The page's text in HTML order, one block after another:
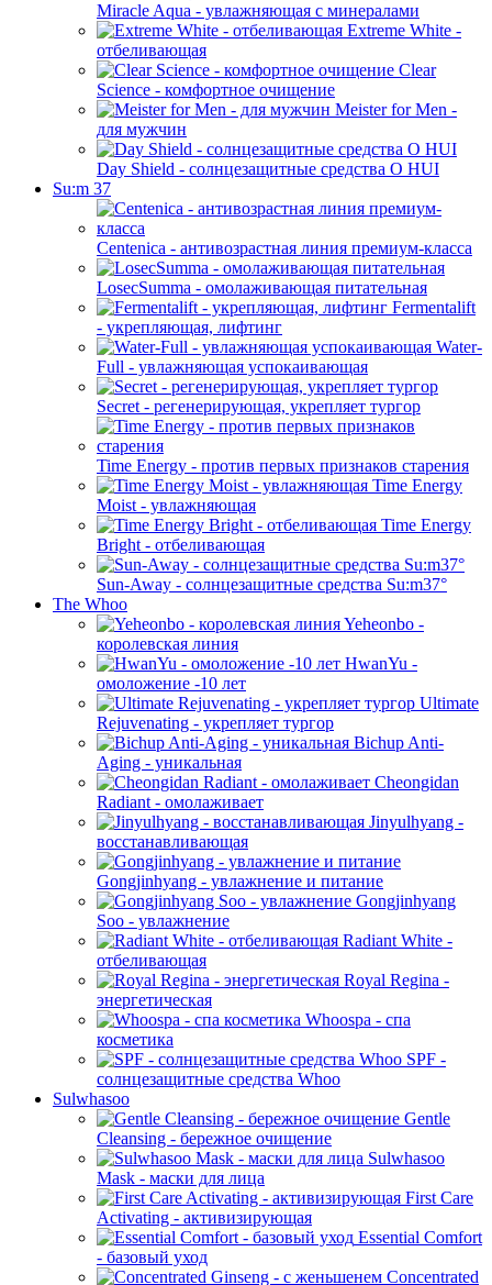
Miracle Aqua - увлажняющая с минералами
Extreme White -
отбеливающая
Clear
Science - комфортное очищение
Meister for Men -
для мужчин
Day Shield - солнцезащитные средства O HUI
Su:m 37
Centenica - антивозрастная линия премиум-класса
LosecSumma - омолаживающая питательная
Fermentalift
- укрепляющая, лифтинг
Water-
Full - увлажняющая успокаивающая
Secret - регенерирующая, укрепляет тургор
Time Energy - против первых признаков старения
Time Energy
Moist - увлажняющая
Time Energy
Bright - отбеливающая
Sun-Away - солнцезащитные средства Su:m37°
The Whoo
Yeheonbo -
королевская линия
HwanYu -
омоложение -10 лет
Ultimate
Rejuvenating - укрепляет тургор
Bichup Anti-
Aging - уникальная
Cheongidan
Radiant - омолаживает
Jinyulhyang -
восстанавливающая
Gongjinhyang - увлажнение и питание
Gongjinhyang
Soo - увлажнение
Radiant White -
отбеливающая
Royal Regina -
энергетическая
Whoospa - спа
косметика
SPF -
солнцезащитные средства Whoo
Sulwhasoo
Gentle
Cleansing - бережное очищение
Sulwhasoo
Mask - маски для лица
First Care
Activating - активизирующая
Essential Comfort
- базовый уход
Concentrated